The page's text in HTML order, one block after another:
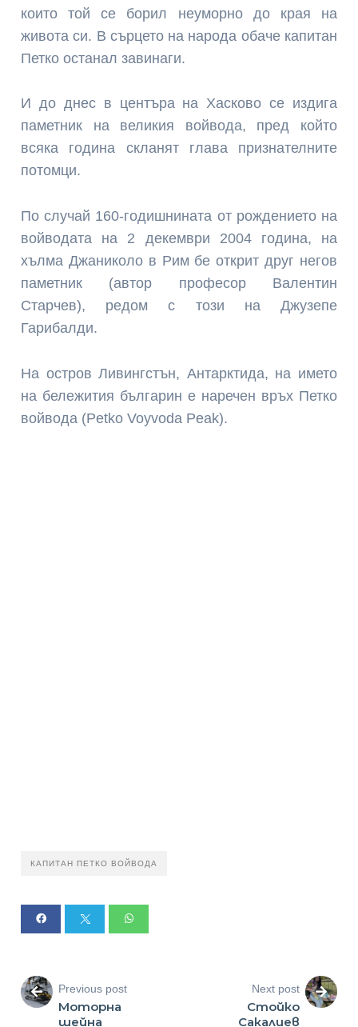
които той се борил неуморно до края на
живота си. В сърцето на народа обаче капитан
Петко останал завинаги.
И до днес в центъра на Хасково се издига
паметник на великия войвода, пред който
всяка година скланят глава признателните
потомци.
По случай 160-годишнината от рождението на
войводата на 2 декември 2004 година, на
хълма Джаниколо в Рим бе открит друг негов
паметник (автор професор Валентин
Старчев), редом с този на Джузепе
Гарибалди.
На остров Ливингстън, Антарктида, на името
на бележития българин е наречен връх Петко
войвода (Petko Voyvoda Peak).
КАПИТАН ПЕТКО ВОЙВОДА
Previous post
Моторна
шейна
Next post
Стойко
Сакалиев